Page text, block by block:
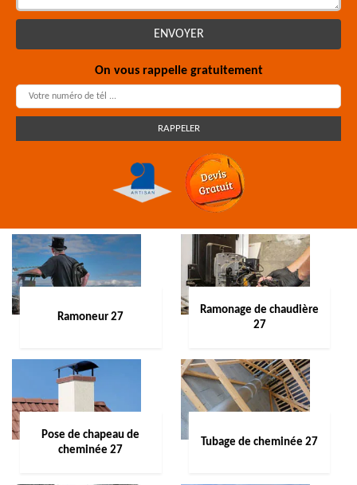
On vous rappelle gratuitement
Ramoneur 27
Ramonage de chaudière
27
Pose de chapeau de
cheminée 27
Tubage de cheminée 27